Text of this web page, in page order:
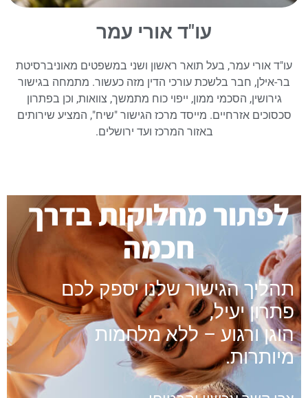
עו"ד אורי עמר
עו"ד אורי עמר, בעל תואר ראשון ושני במשפטים מאוניברסיטת
בר-אילן, חבר בלשכת עורכי הדין מזה כעשור. מתמחה בגישור
גירושין, הסכמי ממון, ייפוי כוח מתמשך, צוואות, וכן בפתרון
סכסוכים אזרחיים. מייסד מרכז הגישור "שיח", המציע שירותים
באזור המרכז ועד ירושלים.
לפתור מחלוקות בדרך
חכמה
תהליך הגישור שלנו יספק לכם
פתרון יעיל,
הוגן ורגוע – ללא מלחמות
מיותרות.